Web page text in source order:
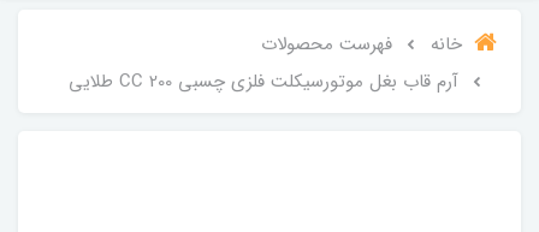
خانه
فهرست محصولات
آرم قاب بغل موتورسیکلت فلزی چسبی 200 CC طلایی